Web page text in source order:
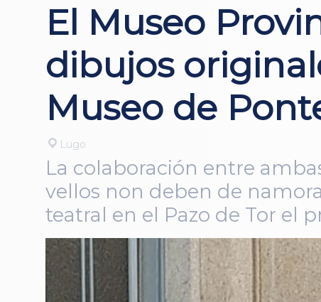
El Museo
dibujos
Museo de
Lugo
La colaboración entre
vellos non deben de
teatral en el Pazo de Tor el